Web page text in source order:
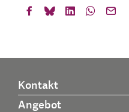
Kontakt
Angebot